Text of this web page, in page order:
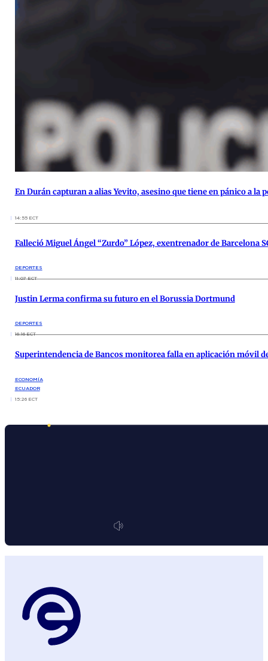
En Durán capturan a alias Yevito, asesino que tiene en pánico a la
14:55 ECT
Falleció Miguel Ángel “Zurdo” López, exentrenador de Barcelona
DEPORTES
11:07 ECT
Justin Lerma confirma su futuro en el Borussia Dortmund
DEPORTES
16:16 ECT
Superintendencia de Bancos monitorea falla en aplicación móvil
ECONOMÍA
ECUADOR
15:26 ECT